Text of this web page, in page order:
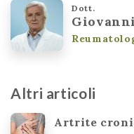
Dott.
Altri articoli
Artrite